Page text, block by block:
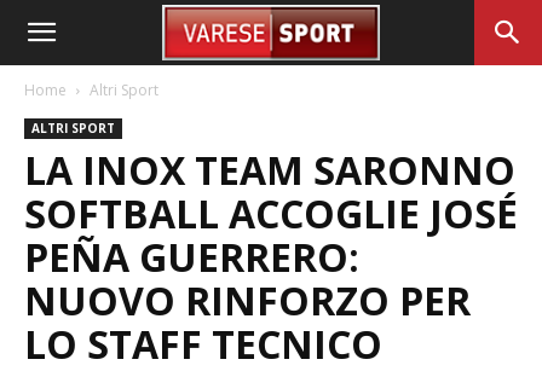
Home Altri Sport
ALTRI SPORT
LA INOX TEAM SARONNO
SOFTBALL ACCOGLIE JOSÉ
PEÑA GUERRERO:
NUOVO RINFORZO PER
LO STAFF TECNICO